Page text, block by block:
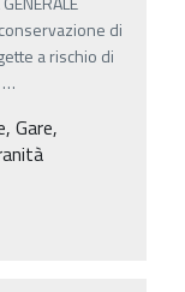
conservazione di
a rischio di
…
Gare,